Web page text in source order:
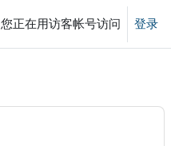
您正在用访客帐号访问 登录